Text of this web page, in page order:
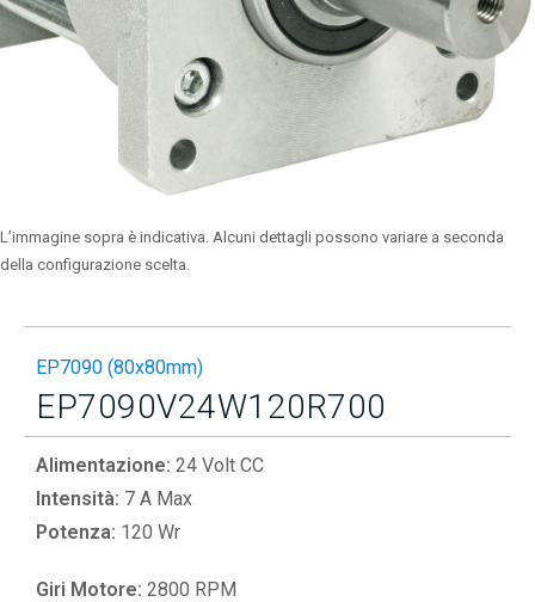
L’immagine sopra è indicativa. Alcuni dettagli possono variare a seconda
della configurazione scelta.
EP7090 (80x80mm)
EP7090V24W120R700
Alimentazione: 24 Volt CC
Intensità: 7 A Max
Potenza: 120 Wr
Giri Motore: 2800 RPM